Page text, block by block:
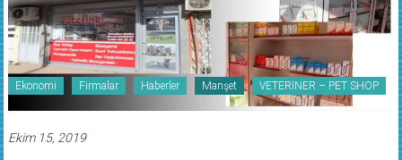
Ekonomi Firmalar Haberler Manşet VETERİNER – PET SHOP
Ekim 15, 2019